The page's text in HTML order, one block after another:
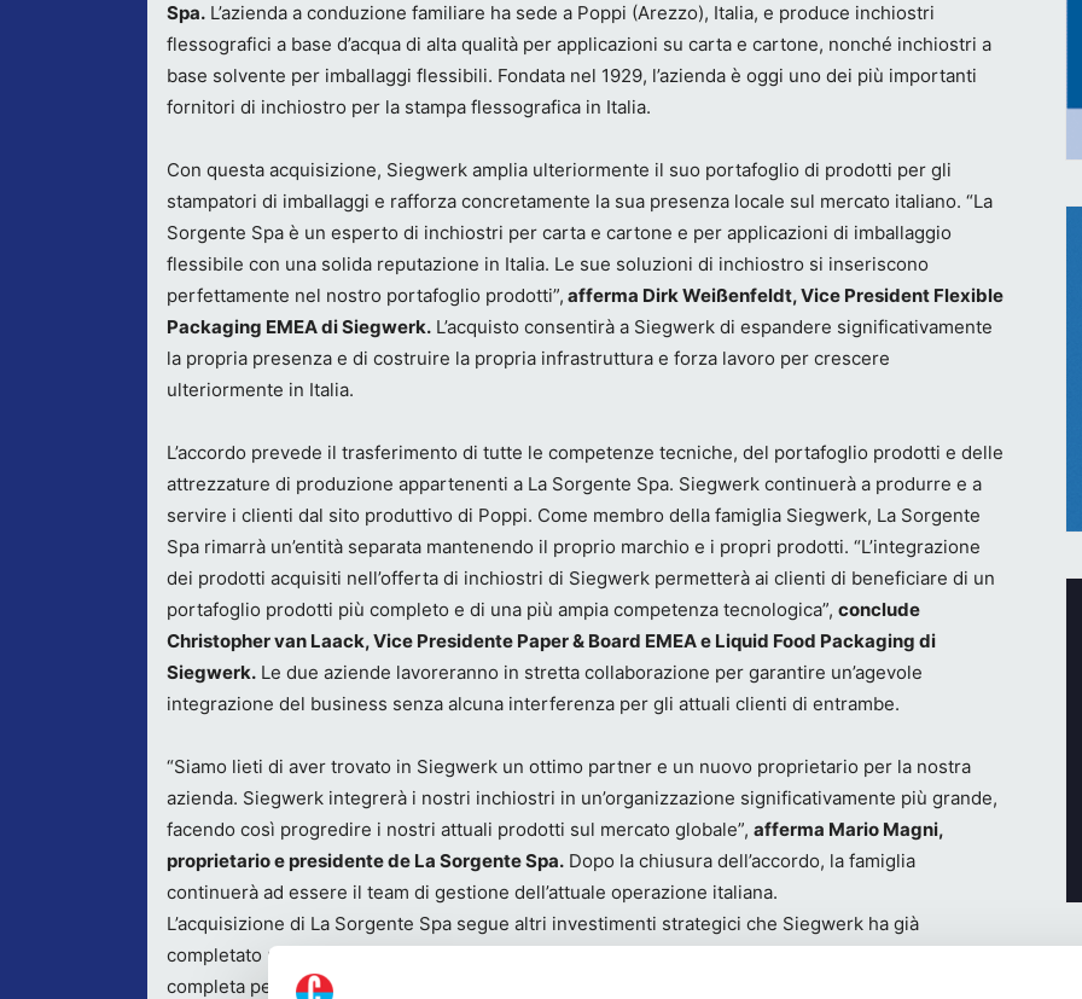
Spa. L’azienda a conduzione familiare ha sede a Poppi (Arezzo), Italia, e produce inchiostri
flessografici a base d’acqua di alta qualità per applicazioni su carta e cartone, nonché inchiostri a
base solvente per imballaggi flessibili. Fondata nel 1929, l’azienda è oggi uno dei più importanti
fornitori di inchiostro per la stampa flessografica in Italia.
Con questa acquisizione, Siegwerk amplia ulteriormente il suo portafoglio di prodotti per gli
stampatori di imballaggi e rafforza concretamente la sua presenza locale sul mercato italiano. “La
Sorgente Spa è un esperto di inchiostri per carta e cartone e per applicazioni di imballaggio
flessibile con una solida reputazione in Italia. Le sue soluzioni di inchiostro si inseriscono
perfettamente nel nostro portafoglio prodotti”, afferma Dirk Weißenfeldt, Vice President Flexible
Packaging EMEA di Siegwerk. L’acquisto consentirà a Siegwerk di espandere significativamente
la propria presenza e di costruire la propria infrastruttura e forza lavoro per crescere
ulteriormente in Italia.
L’accordo prevede il trasferimento di tutte le competenze tecniche, del portafoglio prodotti e delle
attrezzature di produzione appartenenti a La Sorgente Spa. Siegwerk continuerà a produrre e a
servire i clienti dal sito produttivo di Poppi. Come membro della famiglia Siegwerk, La Sorgente
Spa rimarrà un’entità separata mantenendo il proprio marchio e i propri prodotti. “L’integrazione
dei prodotti acquisiti nell’offerta di inchiostri di Siegwerk permetterà ai clienti di beneficiare di un
portafoglio prodotti più completo e di una più ampia competenza tecnologica”, conclude
Christopher van Laack, Vice Presidente Paper & Board EMEA e Liquid Food Packaging di
Siegwerk. Le due aziende lavoreranno in stretta collaborazione per garantire un’agevole
integrazione del business senza alcuna interferenza per gli attuali clienti di entrambe.
“Siamo lieti di aver trovato in Siegwerk un ottimo partner e un nuovo proprietario per la nostra
azienda. Siegwerk integrerà i nostri inchiostri in un’organizzazione significativamente più grande,
facendo così progredire i nostri attuali prodotti sul mercato globale”, afferma Mario Magni,
proprietario e presidente de La Sorgente Spa. Dopo la chiusura dell’accordo, la famiglia
continuerà ad essere il team di gestione dell’attuale operazione italiana.
L’acquisizione di La Sorgente Spa segue altri investimenti strategici che Siegwerk ha già
completato negli ultimi anni per migliorare la sua posizione come fornitore di inchiostri a gamma
completa per il mercato del packaging.